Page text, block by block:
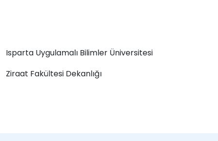
Isparta Uygulamalı Bilimler Üniversitesi
Ziraat Fakültesi Dekanlığı